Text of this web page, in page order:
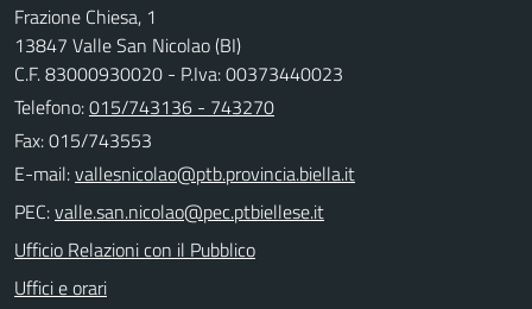
Frazione Chiesa, 1
13847 Valle San Nicolao (BI)
C.F. 83000930020 - P.Iva: 00373440023
Telefono:015/743136 - 743270
Fax: 015/743553
E-mail:
PEC:
Ufficio Relazioni con il Pubblico
Uffici e orari